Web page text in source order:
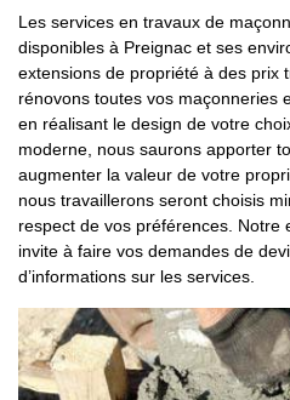
Les services en travaux de
disponibles à Preignac et ses
extensions de propriété à des prix
rénovons toutes vos maçonneries
en réalisant le design de votre
moderne, nous saurons apporter
augmenter la valeur de votre
nous travaillerons seront choisis
respect de vos préférences. Notre
invite à faire vos demandes de
d’informations sur les services.